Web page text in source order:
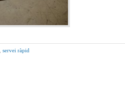
servei ràpid